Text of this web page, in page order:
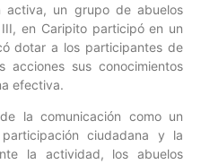
activa, un grupo de abuelos
en Caripito participó en un
dotar a los participantes de
acciones sus conocimientos
efectiva.
la comunicación como un
ciudadana y la
la actividad, los abuelos